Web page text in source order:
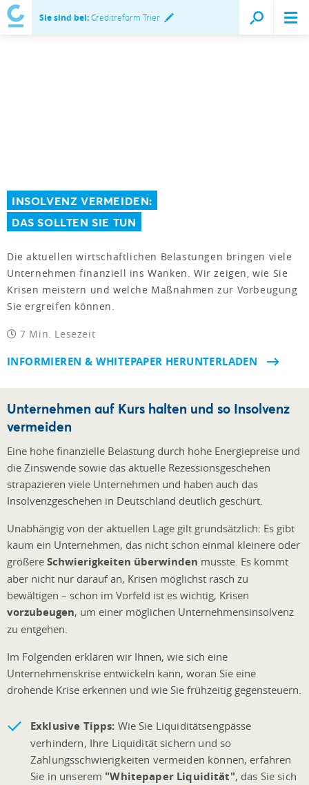
Sie sind bei:Creditreform Trier
INSOLVENZ VERMEIDEN:
DAS SOLLTEN SIE TUN
Die aktuellen wirtschaftlichen Belastungen bringen viele
Unternehmen finanziell ins Wanken. Wir zeigen, wie Sie
Krisen meistern und welche Maßnahmen zur Vorbeugung
Sie ergreifen können.
7 Min. Lesezeit
INFORMIEREN & WHITEPAPER HERUNTERLADEN
Unternehmen auf Kurs halten und so Insolvenz
vermeiden
Eine hohe finanzielle Belastung durch hohe Energiepreise und
die Zinswende sowie das aktuelle Rezessionsgeschehen
strapazieren viele Unternehmen und haben auch das
Insolvenzgeschehen in Deutschland deutlich geschürt.
Unabhängig von der aktuellen Lage gilt grundsätzlich: Es gibt
kaum ein Unternehmen, das nicht schon einmal kleinere oder
größere Schwierigkeiten überwinden musste. Es kommt
aber nicht nur darauf an, Krisen möglichst rasch zu
bewältigen – schon im Vorfeld ist es wichtig, Krisen
vorzubeugen, um einer möglichen Unternehmensinsolvenz
zu entgehen.
Im Folgenden erklären wir Ihnen, wie sich eine
Unternehmenskrise entwickeln kann, woran Sie eine
drohende Krise erkennen und wie Sie frühzeitig gegensteuern.
Exklusive Tipps: Wie Sie Liquiditätsengpässe
verhindern, Ihre Liquidität sichern und so
Zahlungsschwierigkeiten vermeiden können, erfahren
Sie in unserem "Whitepaper Liquidität", das Sie sich